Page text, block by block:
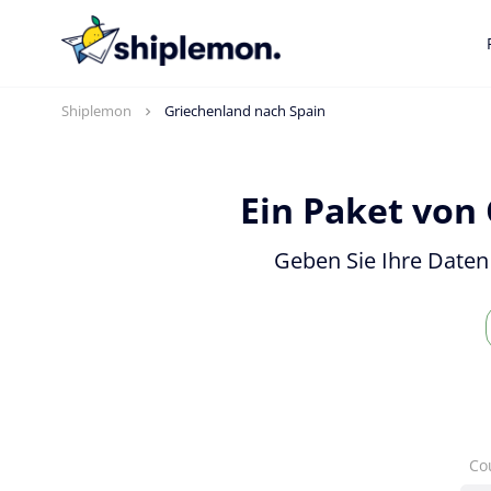
Shiplemon Griechenland nach Spain
Ein Paket
Geben Sie Ihre